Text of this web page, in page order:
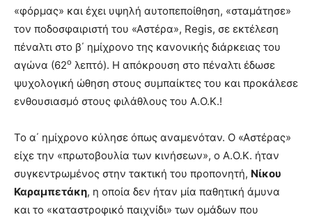
«φόρμας» και έχει υψηλή αυτοπεποίθηση, «σταμάτησε»
τον ποδοσφαιριστή του «Αστέρα», Regis, σε εκτέλεση
πέναλτι στο β΄ ημίχρονο της κανονικής διάρκειας του
αγώνα (62ο λεπτό). Η απόκρουση στο πέναλτι έδωσε
ψυχολογική ώθηση στους συμπαίκτες του και προκάλεσε
ενθουσιασμό στους φιλάθλους του Α.Ο.Κ.!
Το α΄ ημίχρονο κύλησε όπως αναμενόταν. Ο «Αστέρας»
είχε την «πρωτοβουλία των κινήσεων», ο Α.Ο.Κ. ήταν
συγκεντρωμένος στην τακτική του προπονητή, Νίκου
Καραμπετάκη, η οποία δεν ήταν μία παθητική άμυνα
και το «καταστροφικό παιχνίδι» των ομάδων που